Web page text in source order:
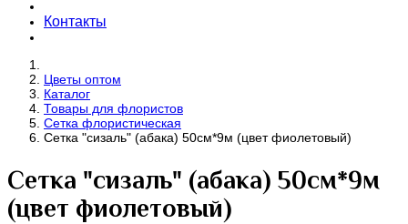
Контакты
Цветы оптом
Каталог
Товары для флористов
Сетка флористическая
Сетка "сизаль" (абака) 50см*9м (цвет фиолетовый)
Сетка "сизаль" (абака) 50см*9м
(цвет фиолетовый)